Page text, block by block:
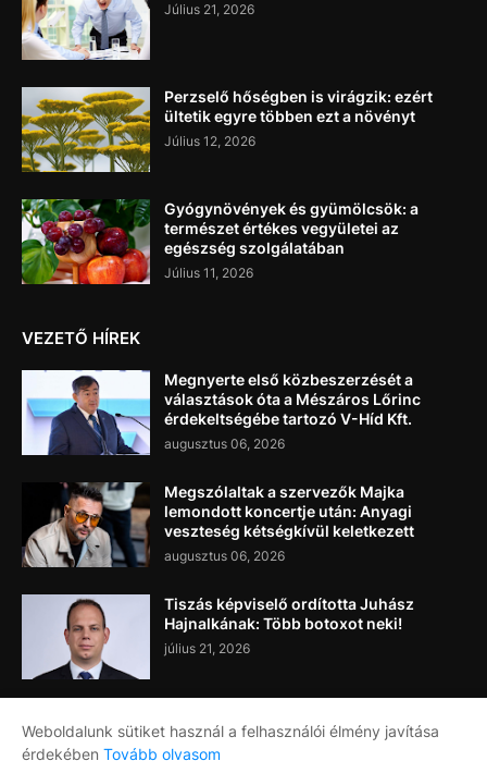
Július 21, 2026
Perzselő hőségben is virágzik: ezért
ültetik egyre többen ezt a növényt
Július 12, 2026
Gyógynövények és gyümölcsök: a
természet értékes vegyületei az
egészség szolgálatában
Július 11, 2026
VEZETŐ HÍREK
Megnyerte első közbeszerzését a
választások óta a Mészáros Lőrinc
érdekeltségébe tartozó V-Híd Kft.
augusztus 06, 2026
Megszólaltak a szervezők Majka
lemondott koncertje után: Anyagi
veszteség kétségkívül keletkezett
augusztus 06, 2026
Tiszás képviselő ordította Juhász
Hajnalkának: Több botoxot neki!
július 21, 2026
Weboldalunk sütiket használ a felhasználói élmény javítása
érdekében Tovább olvasom